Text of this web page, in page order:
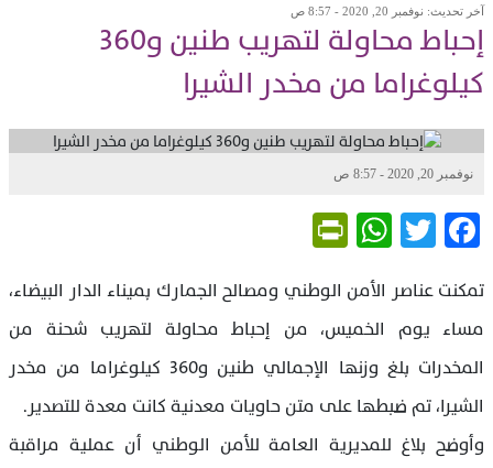
آخر تحديث: نوفمبر 20, 2020 - 8:57 ص
إحباط محاولة لتهريب طنين و360
كيلوغراما من مخدر الشيرا
نوفمبر 20, 2020 - 8:57 ص
Facebook
Twitter
WhatsApp
تمكنت عناصر الأمن الوطني ومصالح الجمارك بميناء الدار البيضاء،
مساء يوم الخميس، من إحباط محاولة لتهريب شحنة من
المخدرات بلغ وزنها الإجمالي طنين و360 كيلوغراما من مخدر
الشيرا، تم ضبطها على متن حاويات معدنية كانت معدة للتصدير.
وأوضح بلاغ للمديرية العامة للأمن الوطني أن عملية مراقبة